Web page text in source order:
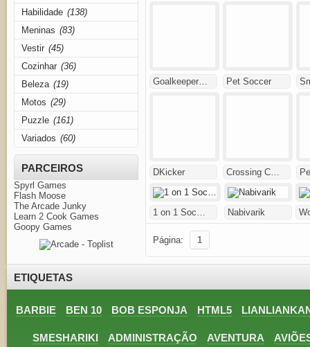
Habilidade (138)
Meninas (83)
Vestir (45)
Cozinhar (36)
Beleza (19)
Motos (29)
Puzzle (161)
Variados (60)
PARCEIROS
Spyrl Games
Flash Moose
The Arcade Junky
Learn 2 Cook Games
Goopy Games
Goalkeeper… Pet Soccer
DKicker Crossing C…
1 on 1 Soc… Nabivarik
Página: 1
ETIQUETAS
BARBIE BEN 10 BOB ESPONJA HTML5
SMESHARIKI ADMINISTRAÇÃO AVENTURA